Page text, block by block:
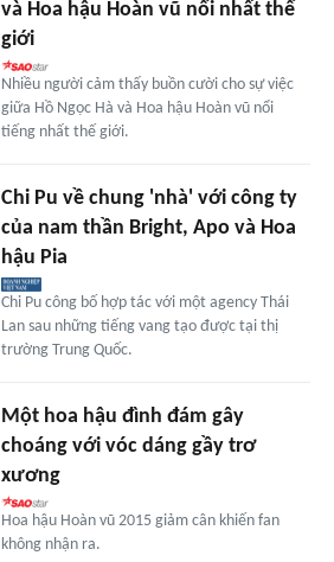
và Hoa hậu Hoàn vũ nổi nhất thế
giới
Nhiều người cảm thấy buồn cười cho sự việc
giữa Hồ Ngọc Hà và Hoa hậu Hoàn vũ nổi
tiếng nhất thế giới.
Chi Pu về chung 'nhà' với công ty
của nam thần Bright, Apo và Hoa
hậu Pia
Chi Pu công bố hợp tác với một agency Thái
Lan sau những tiếng vang tạo được tại thị
trường Trung Quốc.
Một hoa hậu đình đám gây
choáng với vóc dáng gầy trơ
xương
Hoa hậu Hoàn vũ 2015 giảm cân khiến fan
không nhận ra.